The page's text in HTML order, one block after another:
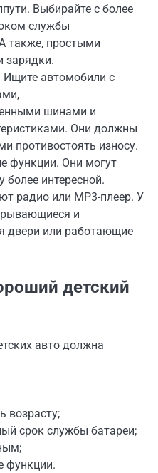
Выбирайте с более
службы
также, простыми
зарядки.
Ищите автомобили с
шинами и
Они должны
противостоять износу.
функции. Они могут
интересной.
радио или MP3-плеер. У
и
двери или работающие
детский
авто должна
возрасту;
срок службы батареи;
функции.